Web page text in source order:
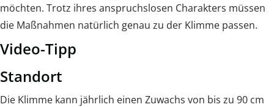
möchten. Trotz ihres anspruchslosen Charakters müssen
die Maßnahmen natürlich genau zu der Klimme passen.
Video-Tipp
Standort
Die Klimme kann jährlich einen Zuwachs von bis zu 90 cm